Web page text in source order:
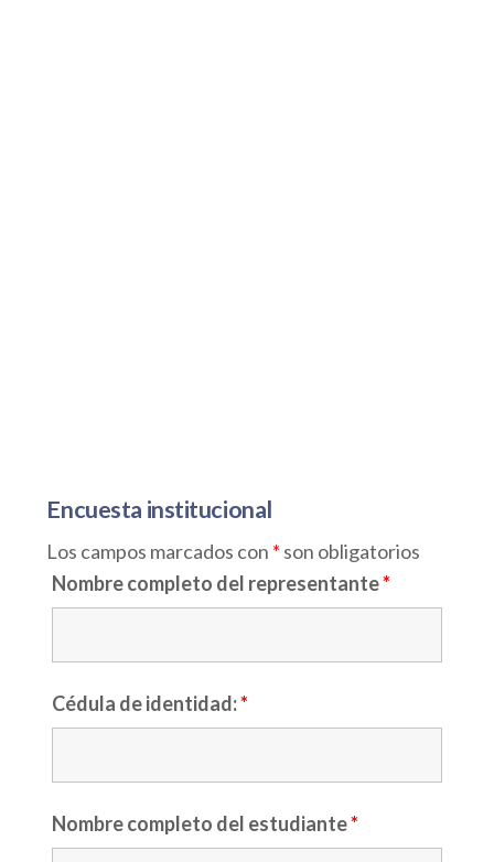
Encuesta institucional
Los campos marcados con * son obligatorios
Nombre completo del representante*
Cédula de identidad:*
Nombre completo del estudiante*